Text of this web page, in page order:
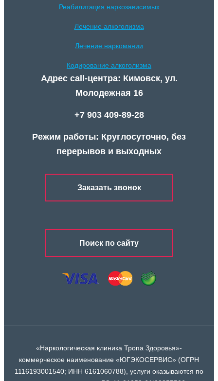
Реабилитация наркозависимых
Лечение алкоголизма
Лечение наркомании
Кодирование алкоголизма
Адрес call-центра: Кимовск, ул.
Молодежная 16
+7 903 409-89-28
Режим работы: Круглосуточно, без
перерывов и выходных
Заказать звонок
Поиск по сайту
«Наркологическая клиника Тропа Здоровья»-
коммерческое наименование «ЮГЭКОСЕРВИС» (ОГРН
1116193001540; ИНН 6161060788), услуги оказываются по